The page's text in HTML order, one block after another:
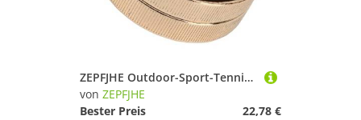
ZEPFJHE Outdoor-Sport-Tennisschläger zum Schwingen von Gewichten, Hilfsmittel für Tennisspieler und Trainer für verbesserte Kontrolle
von ZEPFJHE
Bester Preis
22,78 €